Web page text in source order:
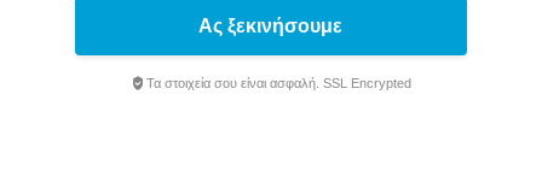
Ας ξεκινήσουμε
Τα στοιχεία σου είναι ασφαλή. SSL Encrypted